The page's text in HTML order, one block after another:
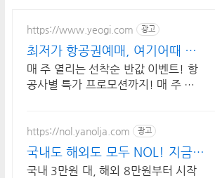
https://www.yeogi.com 광고
최저가 항공권예매, 여기어때 매
주 선착순 항공권 반값!
매 주 열리는 선착순 반값 이벤트! 항
공사별 특가 프로모션까지! 매 주 쏟
https://nol.yanolja.com 광고
국내도 해외도 모두 NOL! 지금
인기 해외노선 특가
국내 3만원 대, 해외 8만원부터 시작